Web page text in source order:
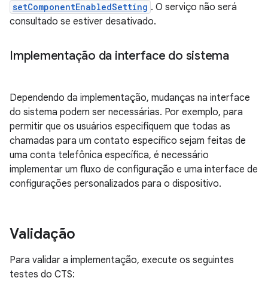
setComponentEnabledSetting . O serviço não será
consultado se estiver desativado.
Implementação da interface do sistema
Dependendo da implementação, mudanças na interface
do sistema podem ser necessárias. Por exemplo, para
permitir que os usuários especifiquem que todas as
chamadas para um contato específico sejam feitas de
uma conta telefônica específica, é necessário
implementar um fluxo de configuração e uma interface de
configurações personalizados para o dispositivo.
Validação
Para validar a implementação, execute os seguintes
testes do CTS: